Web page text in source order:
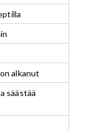
alkanut
säästää